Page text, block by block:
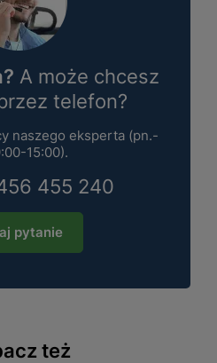
A może chcesz
telefon?
naszego eksperta (pn.-
15:00).
455 240
pytanie
też